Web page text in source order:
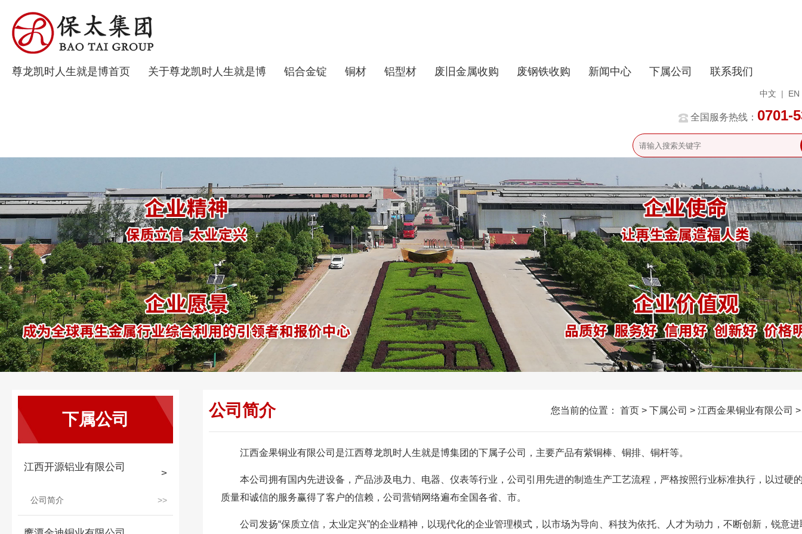
尊龙凯时人生就是博首页 关于尊龙凯时人生就是博 铝合金锭 铜材 铝型材 废旧金属收购 废钢铁收购 新闻中心 下属公司 联系我们
中文 | EN
全国服务热线： 0701-
下属公司
江西开源铝业有限公司
公司简介
公司简介 您当前的位置： 首页 > 下属公司 > 江西金果铜业有限公司
江西金果铜业有限公司是江西尊龙凯时人生就是博集团的下属子公司，主要产品有紫铜棒、铜排、铜杆等。
本公司拥有国内先进设备，产品涉及电力、电器、仪表等行业，公司引用先进的制造生产工艺流程，严格按照行业标准执行，以过硬
质量和诚信的服务赢得了客户的信赖，公司营销网络遍布全国各省、市。
公司发扬“保质立信，太业定兴”的企业精神，以现代化的企业管理模式，以市场为导向、科技为依托、人才为动力，不断创新，锐意